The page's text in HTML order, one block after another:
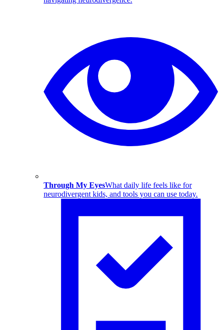
Through My EyesWhat daily life feels like for
neurodivergent kids, and tools you can use today.